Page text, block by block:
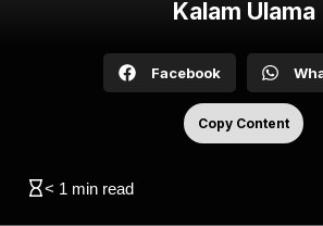
Kalam Ulama
Facebook
Copy Content
< 1 min read